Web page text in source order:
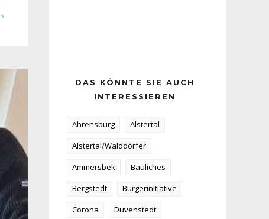
DAS KÖNNTE SIE AUCH
INTERESSIEREN
Ahrensburg
Alstertal
Alstertal/Walddörfer
Ammersbek
Bauliches
Bergstedt
Bürgerinitiative
Corona
Duvenstedt